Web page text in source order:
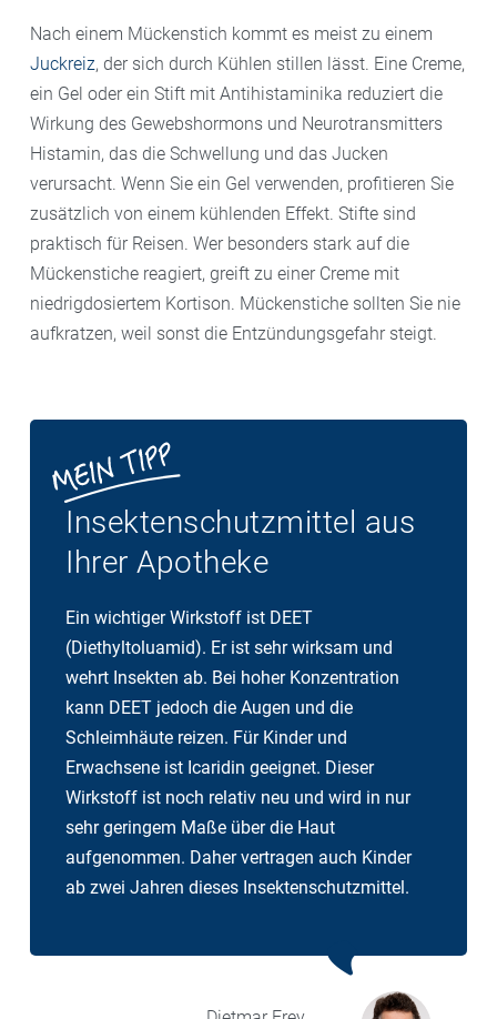
Nach einem Mückenstich kommt es meist zu einem
Juckreiz, der sich durch Kühlen stillen lässt. Eine Creme,
ein Gel oder ein Stift mit Antihistaminika reduziert die
Wirkung des Gewebshormons und Neurotransmitters
Histamin, das die Schwellung und das Jucken
verursacht. Wenn Sie ein Gel verwenden, profitieren Sie
zusätzlich von einem kühlenden Effekt. Stifte sind
praktisch für Reisen. Wer besonders stark auf die
Mückenstiche reagiert, greift zu einer Creme mit
niedrigdosiertem Kortison. Mückenstiche sollten Sie nie
aufkratzen, weil sonst die Entzündungsgefahr steigt.
Insektenschutzmittel aus
Ihrer Apotheke
Ein wichtiger Wirkstoff ist DEET
(Diethyltoluamid). Er ist sehr wirksam und
wehrt Insekten ab. Bei hoher Konzentration
kann DEET jedoch die Augen und die
Schleimhäute reizen. Für Kinder und
Erwachsene ist Icaridin geeignet. Dieser
Wirkstoff ist noch relativ neu und wird in nur
sehr geringem Maße über die Haut
aufgenommen. Daher vertragen auch Kinder
ab zwei Jahren dieses Insektenschutzmittel.